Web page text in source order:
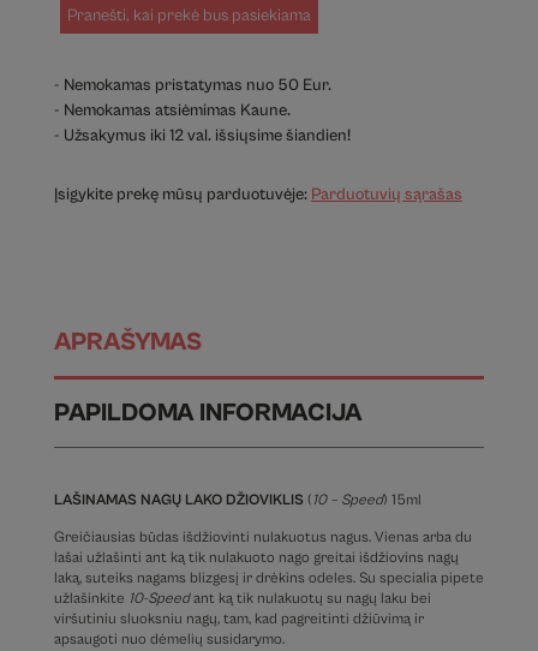
Pranešti, kai prekė bus pasiekiama
- Nemokamas pristatymas nuo 50 Eur.
- Nemokamas atsiėmimas Kaune.
- Užsakymus iki 12 val. išsiųsime šiandien!
Įsigykite prekę mūsų parduotuvėje: Parduotuvių sąrašas
APRAŠYMAS
PAPILDOMA INFORMACIJA
LAŠINAMAS NAGŲ LAKO DŽIOVIKLIS ( 10 – Speed) 15ml
Greičiausias būdas išdžiovinti nulakuotus nagus. Vienas arba du
lašai užlašinti ant ką tik nulakuoto nago greitai išdžiovins nagų
laką, suteiks nagams blizgesį ir drėkins odeles. Su specialia pipete
užlašinkite 10-Speedant ką tik nulakuotų su nagų laku bei
viršutiniu sluoksniu nagų, tam, kad pagreitinti džiūvimą ir
apsaugoti nuo dėmelių susidarymo.